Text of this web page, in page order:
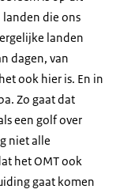
die ons
landen
dagen, van
ook hier is. En in
Zo gaat dat
een golf over
niet alle
het OMT ook
gaat komen